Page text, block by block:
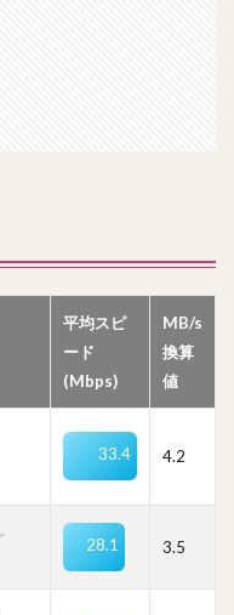
平均スピ
ード
(Mbps)
MB/s
換算
値
33.4 4.2
28.1 3.5